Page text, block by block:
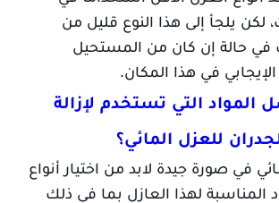
يلجأ إلى هذا النوع قليل من
حالة إن كان من المستحيل
في هذا المكان.
المواد التي تستخدم لإزالة
للعزل المائي؟
في صورة جيدة لابد من اختيار أنواع
المناسبة لهذا العازل بما في ذلك